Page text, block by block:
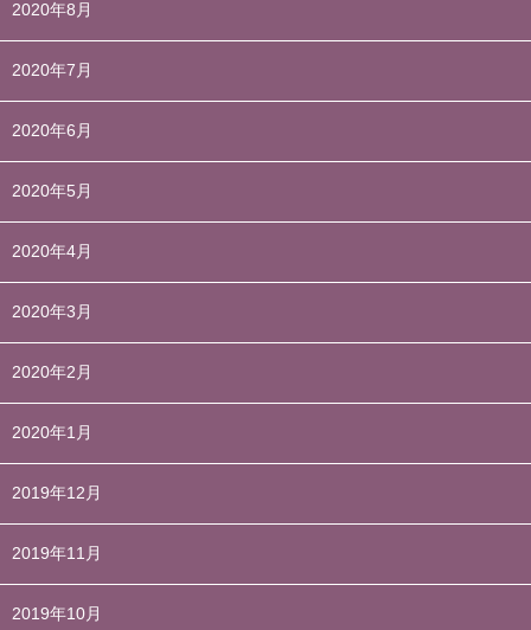
2020年8月
2020年7月
2020年6月
2020年5月
2020年4月
2020年3月
2020年2月
2020年1月
2019年12月
2019年11月
2019年10月